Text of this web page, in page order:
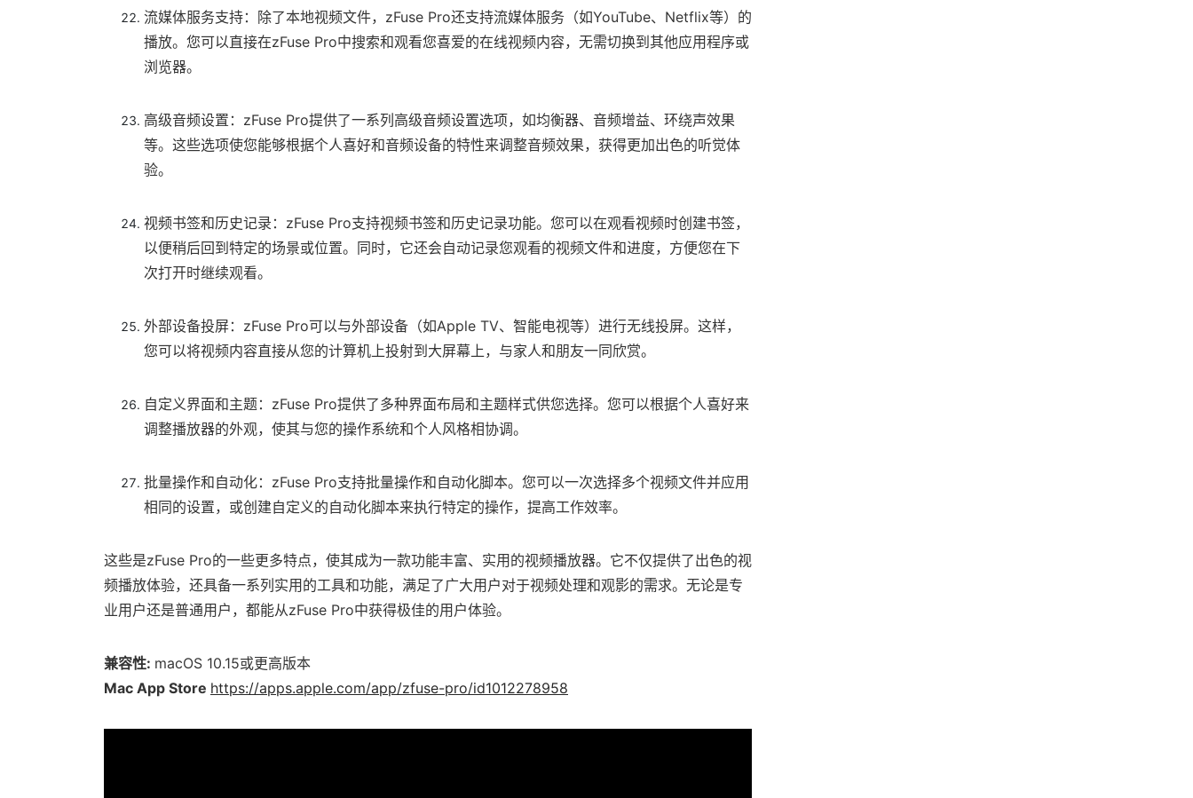
流媒体服务支持：除了本地视频文件，zFuse Pro还支持流媒体服务（如YouTube、Netflix等）的
播放。您可以直接在zFuse Pro中搜索和观看您喜爱的在线视频内容，无需切换到其他应用程序或
浏览器。
高级音频设置：zFuse Pro提供了一系列高级音频设置选项，如均衡器、音频增益、环绕声效果
等。这些选项使您能够根据个人喜好和音频设备的特性来调整音频效果，获得更加出色的听觉体
验。
视频书签和历史记录：zFuse Pro支持视频书签和历史记录功能。您可以在观看视频时创建书签，
以便稍后回到特定的场景或位置。同时，它还会自动记录您观看的视频文件和进度，方便您在下
次打开时继续观看。
外部设备投屏：zFuse Pro可以与外部设备（如Apple TV、智能电视等）进行无线投屏。这样，
您可以将视频内容直接从您的计算机上投射到大屏幕上，与家人和朋友一同欣赏。
自定义界面和主题：zFuse Pro提供了多种界面布局和主题样式供您选择。您可以根据个人喜好来
调整播放器的外观，使其与您的操作系统和个人风格相协调。
批量操作和自动化：zFuse Pro支持批量操作和自动化脚本。您可以一次选择多个视频文件并应用
相同的设置，或创建自定义的自动化脚本来执行特定的操作，提高工作效率。
这些是zFuse Pro的一些更多特点，使其成为一款功能丰富、实用的视频播放器。它不仅提供了出色的视
频播放体验，还具备一系列实用的工具和功能，满足了广大用户对于视频处理和观影的需求。无论是专
业用户还是普通用户，都能从zFuse Pro中获得极佳的用户体验。
兼容性: macOS 10.15或更高版本
Mac App Store https://apps.apple.com/app/zfuse-pro/id1012278958